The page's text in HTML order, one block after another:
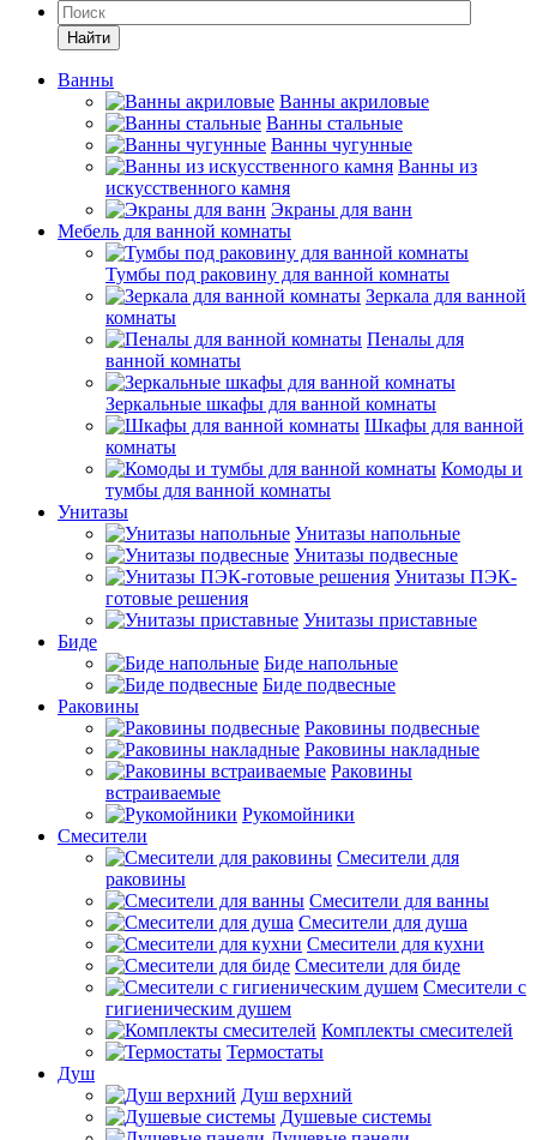
Найти
Ванны
Ванны акриловые
Ванны стальные
Ванны чугунные
Ванны из
искусственного камня
Экраны для ванн
Мебель для ванной комнаты
Тумбы под раковину для ванной комнаты
Зеркала для ванной
комнаты
Пеналы для
ванной комнаты
Зеркальные шкафы для ванной комнаты
Шкафы для ванной
комнаты
Комоды и
тумбы для ванной комнаты
Унитазы
Унитазы напольные
Унитазы подвесные
Унитазы ПЭК-
готовые решения
Унитазы приставные
Биде
Биде напольные
Биде подвесные
Раковины
Раковины подвесные
Раковины накладные
Раковины
встраиваемые
Рукомойники
Смесители
Смесители для
раковины
Смесители для ванны
Смесители для душа
Смесители для кухни
Смесители для биде
Смесители с
гигиеническим душем
Комплекты смесителей
Термостаты
Душ
Душ верхний
Душевые системы